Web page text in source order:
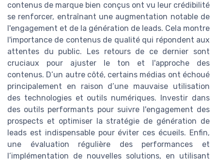
contenus de marque bien conçus ont vu leur crédibilité
se renforcer, entraînant une augmentation notable de
l'engagement et de la génération de leads. Cela montre
l'importance de contenus de qualité qui répondent aux
attentes du public. Les retours de ce dernier sont
cruciaux pour ajuster le ton et l'approche des
contenus. D’un autre côté, certains médias ont échoué
principalement en raison d’une mauvaise utilisation
des technologies et outils numériques. Investir dans
des outils performants pour suivre l'engagement des
prospects et optimiser la stratégie de génération de
leads est indispensable pour éviter ces écueils. Enfin,
une évaluation régulière des performances et
l’implémentation de nouvelles solutions, en utilisant